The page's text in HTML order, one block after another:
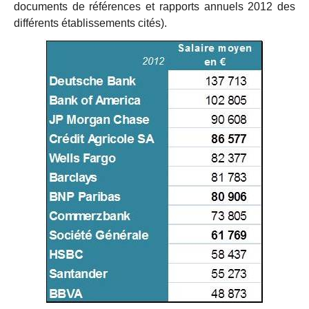
documents de références et rapports annuels 2012 des
différents établissements cités).